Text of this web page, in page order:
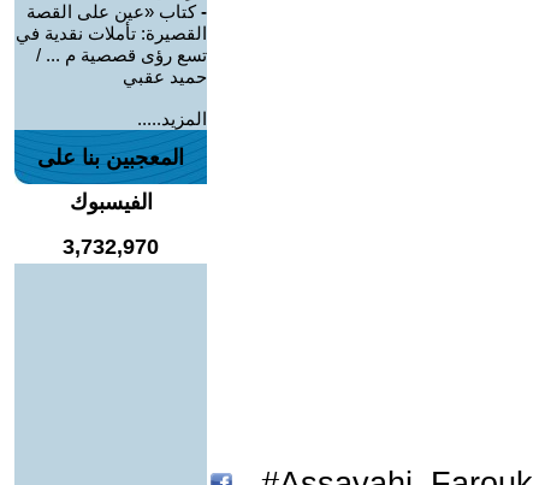
-كتاب «عين على القصة
القصيرة: تأملات نقدية في
تسع رؤى قصصية م ... /
حميد عقبي
المزيد.....
المعجبين بنا على
الفيسبوك
3,732,970